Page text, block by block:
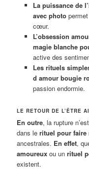
La puissance de
avec photopermet
cœur.
L’obsession
magie blanche
active des
Les rituels
d amour bougie
passion endormie.
LE RETOUR DE L’ÊTRE
En outre, la rupture
dans lerituel pour faire
ancestrales. En effet,
amoureux ou unrituel
existent.